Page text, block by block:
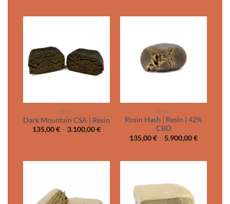
5.760,00 €
5.750,00 €
RESIN
Dark Mountain CSA | Resin
135,00€ – 3.100,00€Price
RESIN
Rosin Hash | Resin | 42%
CBD
135,00€ – 5.900,00€Price